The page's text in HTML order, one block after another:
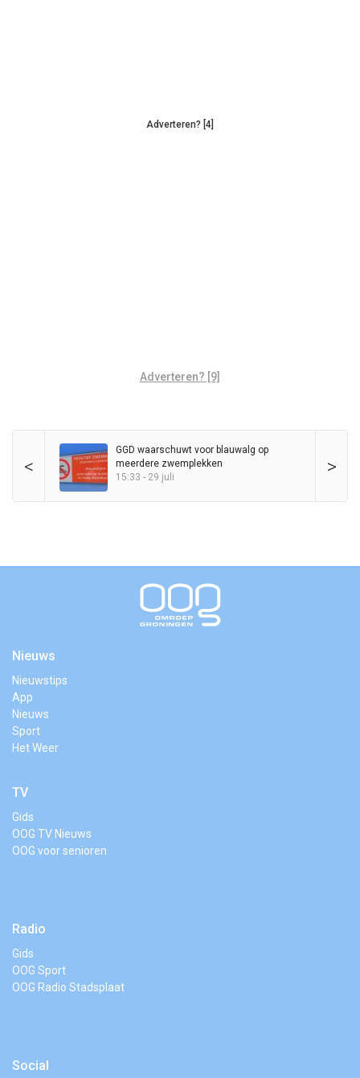
Adverteren? [4]
Adverteren? [9]
< >
GGD waarschuwt voor blauwalg op
meerdere zwemplekken
15:33 - 29 juli
Nieuws
Nieuwstips
App
Nieuws
Sport
Het Weer
TV
Gids
OOG TV Nieuws
OOG voor senioren
Radio
Gids
OOG Sport
OOG Radio Stadsplaat
Social